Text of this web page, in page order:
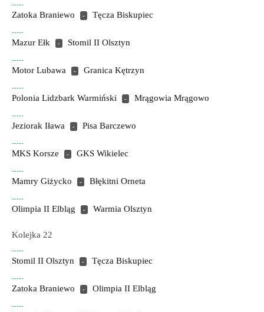
-----
Zatoka Braniewo - Tęcza Biskupiec
-----
Mazur Ełk - Stomil II Olsztyn
-----
Motor Lubawa - Granica Kętrzyn
-----
Polonia Lidzbark Warmiński - Mrągowia Mrągowo
-----
Jeziorak Iława - Pisa Barczewo
-----
MKS Korsze - GKS Wikielec
-----
Mamry Giżycko - Błękitni Orneta
-----
Olimpia II Elbląg - Warmia Olsztyn
Kolejka 22
-----
Stomil II Olsztyn - Tęcza Biskupiec
-----
Zatoka Braniewo - Olimpia II Elbląg
-----